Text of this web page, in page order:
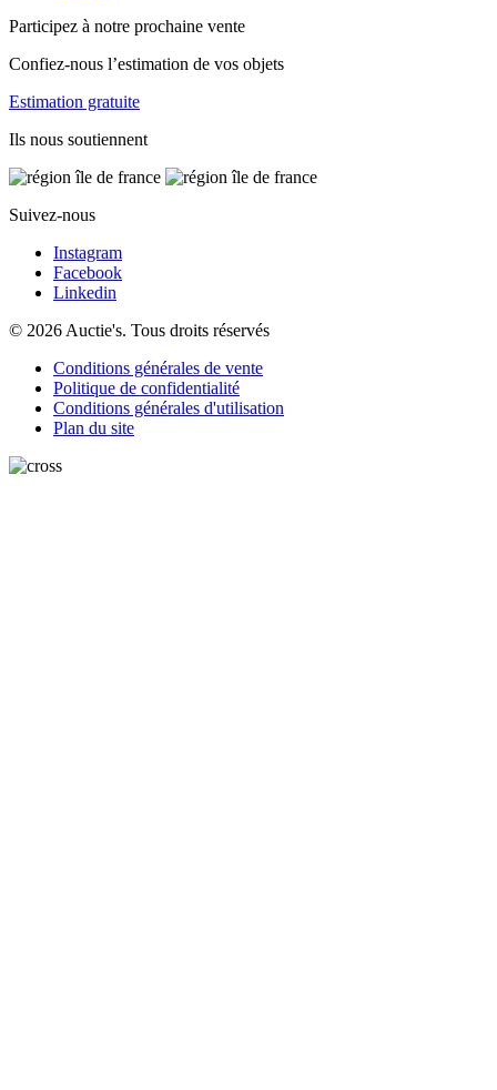
Participez à notre prochaine vente
Confiez-nous l’estimation de vos objets
Estimation gratuite
Ils nous soutiennent
Suivez-nous
Instagram
Facebook
Linkedin
© 2026 Auctie's. Tous droits réservés
Conditions générales de vente
Politique de confidentialité
Conditions générales d'utilisation
Plan du site